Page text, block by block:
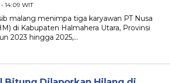
14:09 WIT
malang menimpa tiga karyawan PT Nusa
di Kabupaten Halmahera Utara, Provinsi
2023 hingga 2025,…